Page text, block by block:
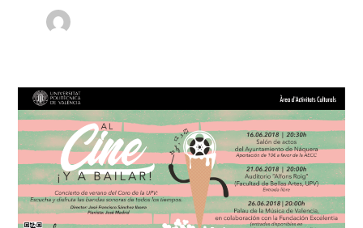
Concierto
de
verano
2018